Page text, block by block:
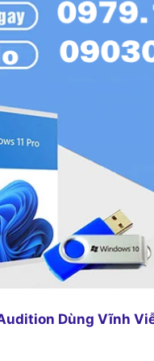
Dùng Vĩnh